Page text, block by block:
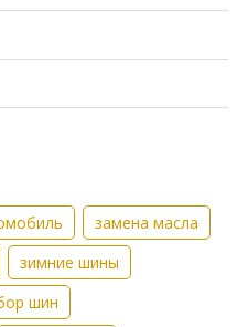
замена масла
зимние шины
шин